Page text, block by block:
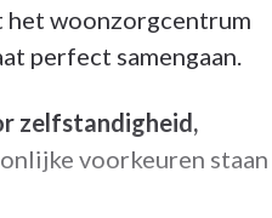
het woonzorgcentrum
perfect samengaan.
zelfstandigheid,
voorkeuren staan